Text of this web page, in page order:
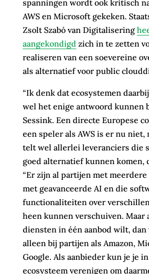
spanningen wordt ook kritisch
AWS en Microsoft gekeken.
Zsolt Szabó van Digitalisering
aangekondigd zich in te zetten
realiseren van een soevereine
als alternatief voor public
“Ik denk dat ecosystemen
wel het enige antwoord kunnen
Sessink. Een directe Europese
een speler als AWS is er nu niet,
telt wel allerlei leveranciers die
goed alternatief kunnen komen,
“Er zijn al partijen met
met geavanceerde AI en die
functionaliteiten over
heen kunnen verschuiven. Maar
diensten in één aanbod wilt, dan
alleen bij partijen als Amazon,
Google. Als aanbieder kun je je
ecosysteem verenigen om